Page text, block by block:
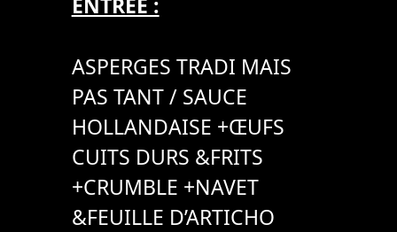
ASPERGES TRADI MAIS
PAS TANT / SAUCE
HOLLANDAISE +ŒUFS
CUITS DURS &FRITS
+CRUMBLE +NAVET
&FEUILLE D’ARTICHO